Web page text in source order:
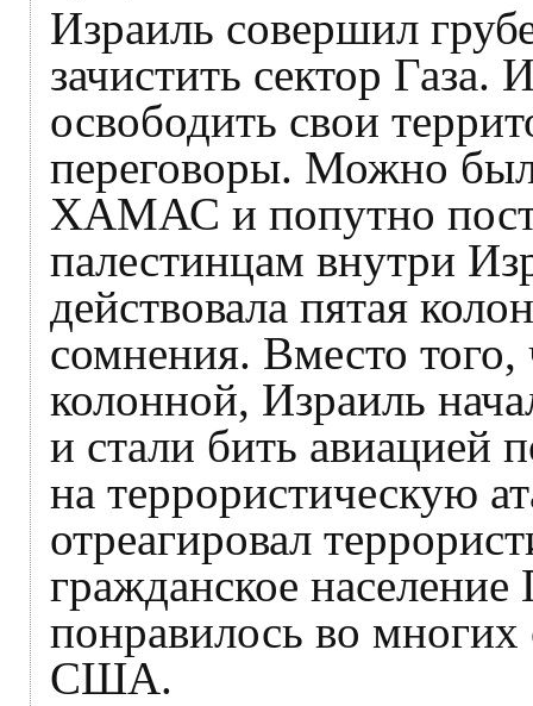
Израиль совершил
зачистить сектор
освободить свои
переговоры. Можно
ХАМАС и попутно
палестинцам внутри
действовала пятая
сомнения. Вместо того,
колонной, Израиль
и стали бить авиацией
на террористическую
отреагировал
гражданское
понравилось во
США.